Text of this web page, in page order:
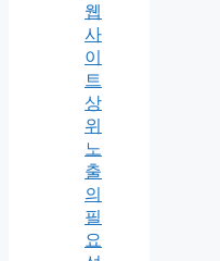
웹
사
이
트
상
위
노
출
의
필
요